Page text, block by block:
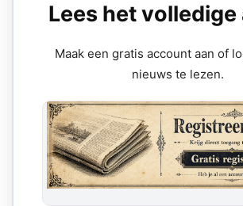
Lees het
Maak een gratis account aan of
nieuws te lezen.